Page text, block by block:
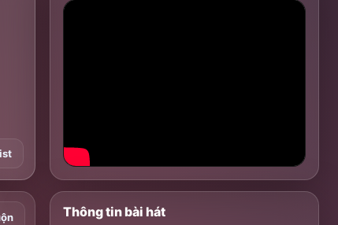
Thông tin bài hát